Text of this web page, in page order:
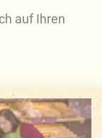
auf Ihren